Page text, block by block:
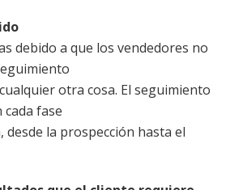
debido a que los vendedores no
otra cosa. El seguimiento
cada fase
desde la prospección hasta el